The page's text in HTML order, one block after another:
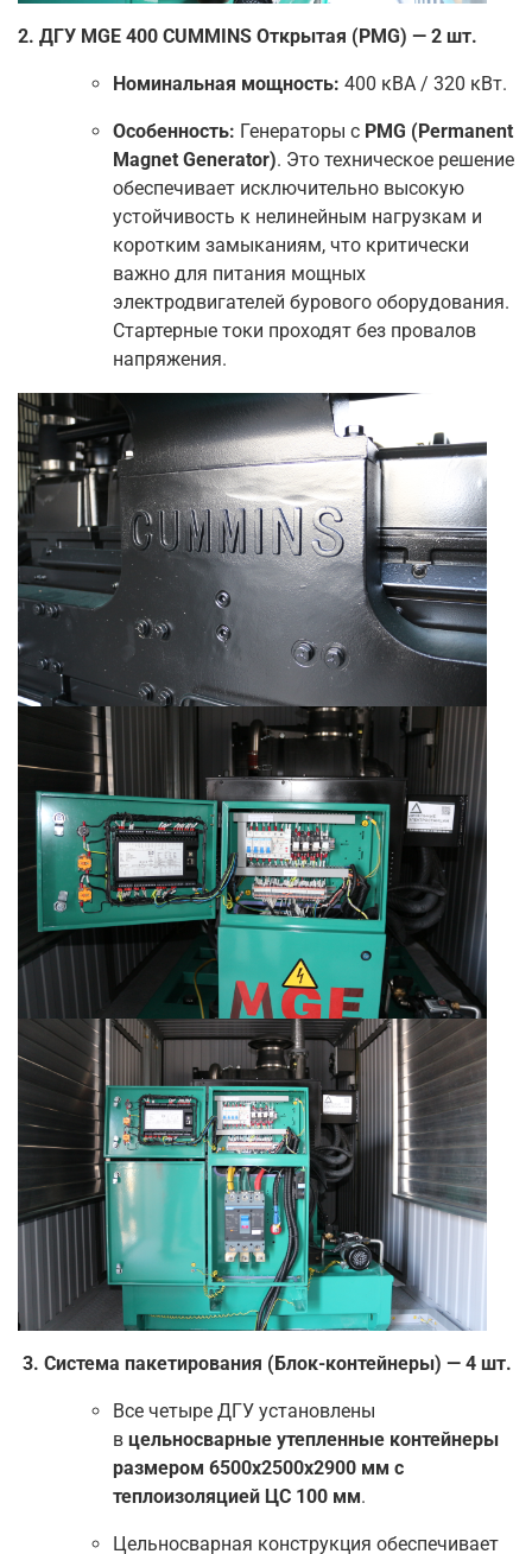
2. ДГУ MGE 400 CUMMINS Открытая (PMG) — 2 шт.
Номинальная мощность: 400 кВА / 320 кВт.
Особенность: Генераторы с PMG (Permanent
Magnet Generator). Это техническое решение
обеспечивает исключительно высокую
устойчивость к нелинейным нагрузкам и
коротким замыканиям, что критически
важно для питания мощных
электродвигателей бурового оборудования.
Стартерные токи проходят без провалов
напряжения.
3. Система пакетирования (Блок-контейнеры) — 4 шт.
Все четыре ДГУ установлены
в цельносварные утепленные контейнеры
размером 6500х2500х2900 мм с
теплоизоляцией ЦС 100 мм.
Цельносварная конструкция обеспечивает